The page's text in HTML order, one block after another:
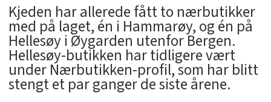
Kjeden har allerede fått to nærbutikker
med på laget, én i Hammarøy, og én på
Hellesøy i Øygarden utenfor Bergen.
Hellesøy-butikken har tidligere vært
under Nærbutikken-profil, som har blitt
stengt et par ganger de siste årene.